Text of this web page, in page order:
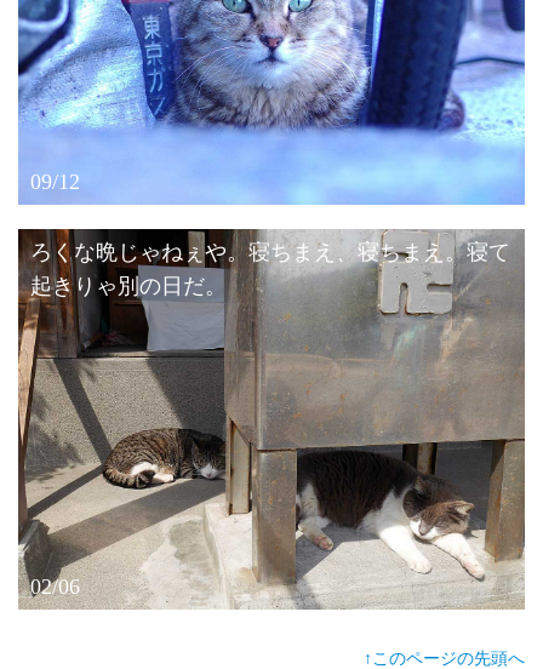
09/12
ろくな晩じゃねぇや。寝ちまえ、寝ちまえ。寝て
起きりゃ別の日だ。
02/06
↑このページの先頭へ